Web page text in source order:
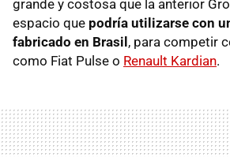
grande y costosa que la anterior
espacio que podría utilizarse con
fabricado en Brasil , para competir
como Fiat Pulse o Renault Kardian.